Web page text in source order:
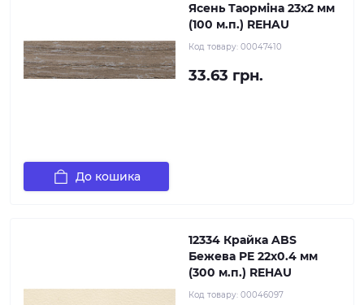
Ясень Таорміна 23х2 мм
(100 м.п.) REHAU
Код товару: 00047410
33.63 грн.
До кошика
12334 Крайка ABS
Бежева PE 22х0.4 мм
(300 м.п.) REHAU
Код товару: 00046097